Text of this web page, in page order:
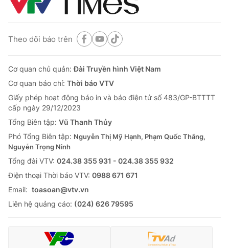
Theo dõi báo trên
Cơ quan chủ quản:Đài Truyền hình Việt Nam
Cơ quan báo chí: Thời báo VTV
Giấy phép hoạt động báo in và báo điện tử số 483/GP-BTTTT
cấp ngày 29/12/2023
Tổng Biên tập: Vũ Thanh Thủy
Phó Tổng Biên tập: Nguyễn Thị Mỹ Hạnh, Phạm Quốc Thắng,
Nguyễn Trọng Ninh
Tổng đài VTV: 024.38 355 931 - 024.38 355 932
Ðiện thoại Thời báo VTV: 0988 671 671
Email: toasoan@vtv.vn
Liên hệ quảng cáo: (024) 626 79595